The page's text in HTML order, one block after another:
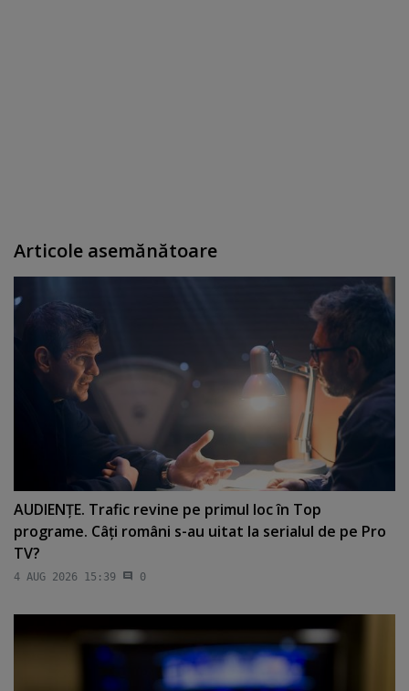
Articole asemănătoare
AUDIENŢE. Trafic revine pe primul loc în Top
programe. Câţi români s-au uitat la serialul de pe Pro
TV?
4 AUG 2026 15:39 0